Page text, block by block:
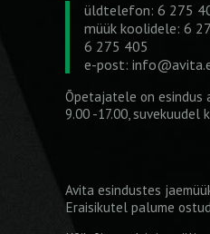
üldtelefon: 6 275
müük koolidele: 6
6 275 405
e-post:
Õpetajatele on esindus
9.00 -17.00, suvekuudel
Avita esindustes
Eraisikutel palume